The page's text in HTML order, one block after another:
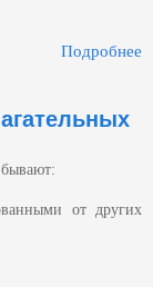
Подробнее
от других